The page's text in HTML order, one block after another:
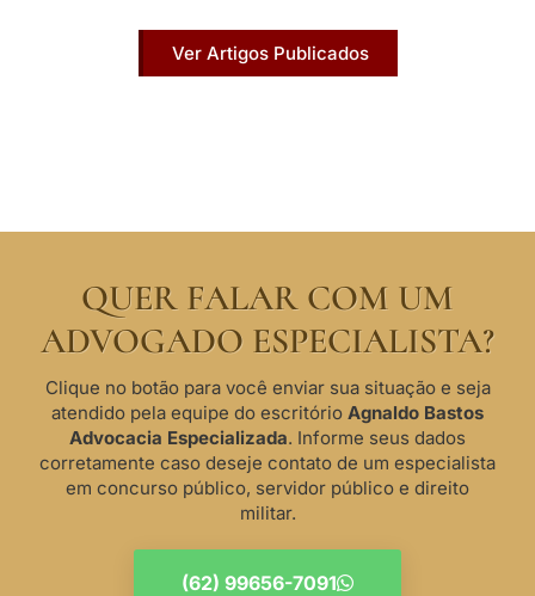
Ver Artigos Publicados
QUER FALAR COM UM
ADVOGADO ESPECIALISTA?
Clique no botão para você enviar sua situação e seja
atendido pela equipe do escritório Agnaldo Bastos
Advocacia Especializada. Informe seus dados
corretamente caso deseje contato de um especialista
em concurso público, servidor público e direito
militar.
(62) 99656-7091